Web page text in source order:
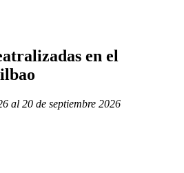
en el
al 20 de septiembre 2026